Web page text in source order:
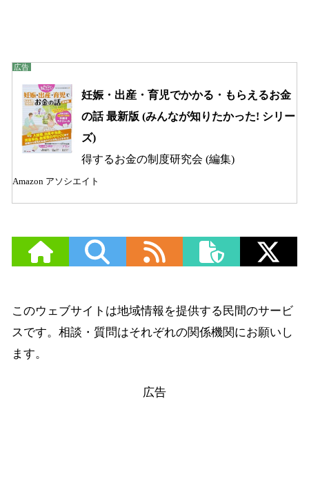
妊娠・出産・育児でかかる・もらえるお金
の話 最新版 (みんなが知りたかった! シリー
ズ)
得するお金の制度研究会 (編集)
Amazon アソシエイト